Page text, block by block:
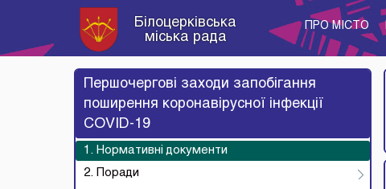
Білоцерківська
міська рада
ПРО МІСТО
Першочергові заходи запобігання
поширення коронавірусної інфекції
COVID-19
1. Нормативні документи
2. Поради